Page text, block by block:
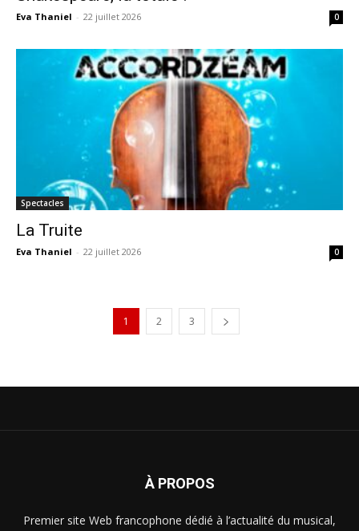
Eva Thaniel - 22 juillet 2026 0
Spectacles
La Truite
Eva Thaniel - 22 juillet 2026 0
1 2 3
À PROPOS
Premier site Web francophone dédié à l’actualité du musical,